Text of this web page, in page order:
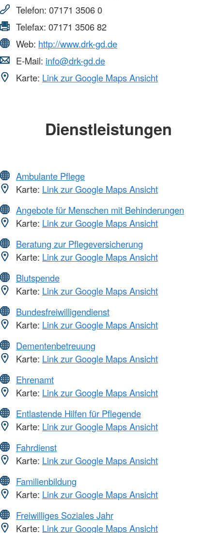
Telefon: 07171 3506 0
Telefax: 07171 3506 82
Web: http://www.drk-gd.de
E-Mail: info@drk-gd.de
Karte: Link zur Google Maps Ansicht
Dienstleistungen
Ambulante Pflege
Karte: Link zur Google Maps Ansicht
Angebote für Menschen mit Behinderungen
Karte: Link zur Google Maps Ansicht
Beratung zur Pflegeversicherung
Karte: Link zur Google Maps Ansicht
Blutspende
Karte: Link zur Google Maps Ansicht
Bundesfreiwilligendienst
Karte: Link zur Google Maps Ansicht
Dementenbetreuung
Karte: Link zur Google Maps Ansicht
Ehrenamt
Karte: Link zur Google Maps Ansicht
Entlastende Hilfen für Pflegende
Karte: Link zur Google Maps Ansicht
Fahrdienst
Karte: Link zur Google Maps Ansicht
Familienbildung
Karte: Link zur Google Maps Ansicht
Freiwilliges Soziales Jahr
Karte: Link zur Google Maps Ansicht